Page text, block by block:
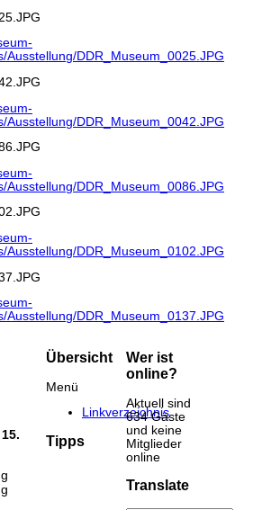
Ausstellung/DDR_Museum_0025.JPG
Ausstellung/DDR_Museum_0042.JPG
Ausstellung/DDR_Museum_0086.JPG
Ausstellung/DDR_Museum_0102.JPG
Ausstellung/DDR_Museum_0137.JPG
Übersicht
Menü
Linkverzeichnis
Tipps
Wer ist
online?
Aktuell sind
634 Gäste
und keine
Mitglieder
online
Translate